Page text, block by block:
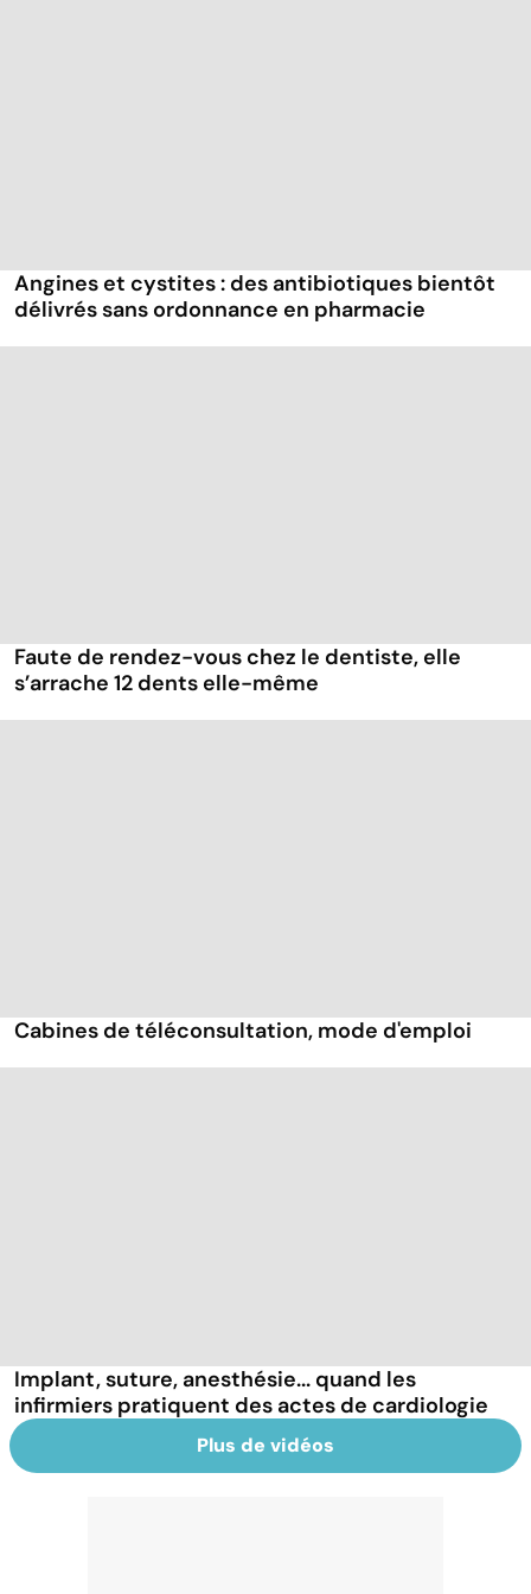
Angines et cystites : des antibiotiques bientôt
délivrés sans ordonnance en pharmacie
Faute de rendez-vous chez le dentiste, elle
s’arrache 12 dents elle-même
Cabines de téléconsultation, mode d'emploi
Implant, suture, anesthésie... quand les
infirmiers pratiquent des actes de cardiologie
Plus de vidéos